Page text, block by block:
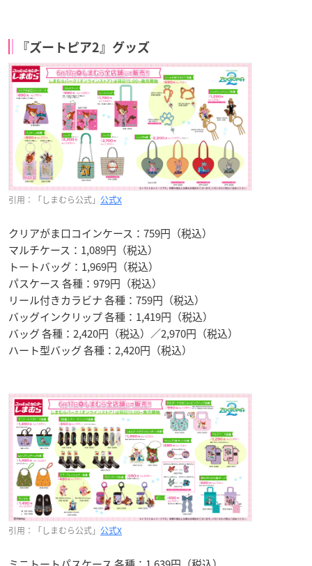
『ズートピア2』グッズ
引用：「しまむら公式」 公式X
クリアがま口コインケース：759円（税込）
マルチケース：1,089円（税込）
トートバッグ：1,969円（税込）
パスケース 各種：979円（税込）
リール付きカラビナ 各種：759円（税込）
バッグインクリップ 各種：1,419円（税込）
バッグ 各種：2,420円（税込）／2,970円（税込）
ハート型バッグ 各種：2,420円（税込）
引用：「しまむら公式」 公式X